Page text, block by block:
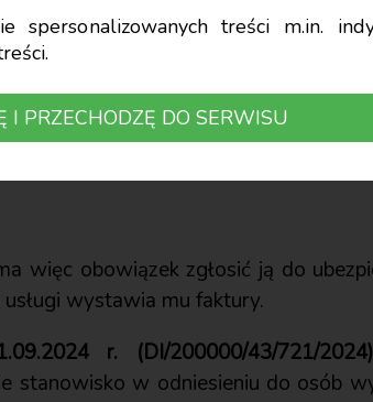
spersonalizowanych treści m.in.
I PRZECHODZĘ DO SERWISU
firmy w ramach działalności
więc obowiązek zgłosić ją do
wystawia mu faktury.
r. (DI/200000/43/721/
stanowisko w odniesieniu do osób